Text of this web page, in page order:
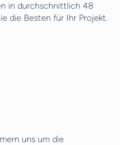
in durchschnittlich 48
die Besten für Ihr Projekt.
uns um die